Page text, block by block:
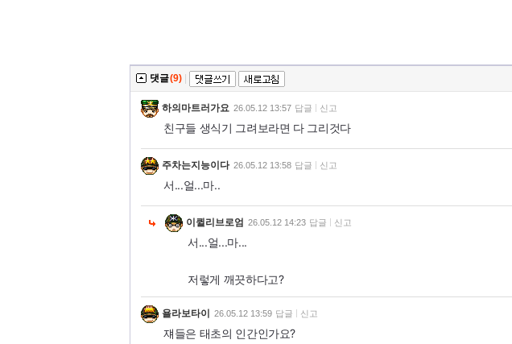
댓글(9)
하의마트러가요 26.05.12 13:57 답글 신고
친구들 생식기 그려보라면 다 그리것다
주차는지능이다 26.05.12 13:58 답글 신고
서...얼...마..
이퀼리브로엄 26.05.12 14:23 답글 신고
서...얼...마...
저렇게 깨끗하다고?
욜라보타이 26.05.12 13:59 답글 신고
쟤들은 태초의 인간인가요?